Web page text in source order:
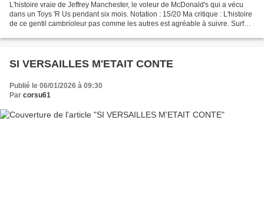
L'histoire vraie de Jeffrey Manchester, le voleur de McDonald's qui a vécu
dans un Toys 'R Us pendant six mois. Notation : 15/20 Ma critique : L'histoire
de ce gentil cambrioleur pas comme les autres est agréable à suivre. Surfant
SI VERSAILLES M'ETAIT CONTE
Publié le 06/01/2026 à 09:30
Par corsu61